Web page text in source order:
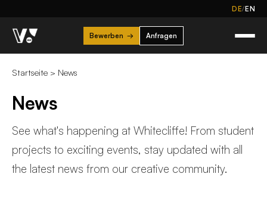
DE/EN
Bewerben → Anfragen
Startseite > News
News
See what's happening at Whitecliffe! From student
projects to exciting events, stay updated with all
the latest news from our creative community.